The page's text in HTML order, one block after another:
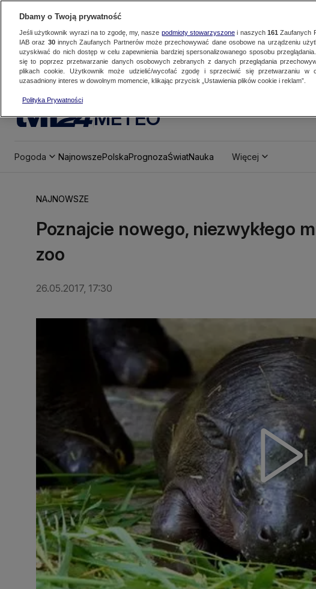
METEO
Pogoda NajnowszePolskaPrognozaŚwiatNauka Więcej
NAJNOWSZE
Poznajcie nowego, niezwykłego
zoo
26.05.2017, 17:30
Dbamy o Twoją prywatność
Jeśli użytkownik wyrazi na to zgodę, my, nasze podmioty stowarzyszonei naszych 161 Zaufanych
IAB oraz 30innych Zaufanych Partnerów może przechowywać dane osobowe na urządzeniu
uzyskiwać do nich dostęp w celu zapewnienia bardziej spersonalizowanego sposobu
się to poprzez przetwarzanie danych osobowych zebranych z danych przeglądania
plikach cookie. Użytkownik może udzielić/wycofać zgodę i sprzeciwić się przetwarzaniu w
uzasadniony interes w dowolnym momencie, klikając przycisk „Ustawienia plików cookie i reklam”.
Polityka Prywatności